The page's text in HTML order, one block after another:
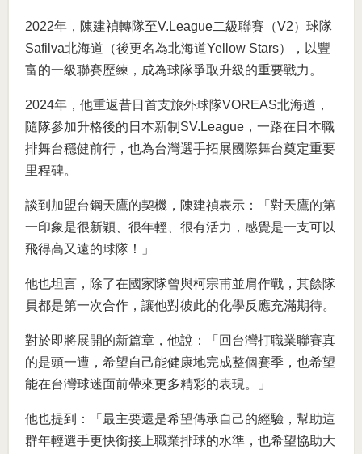
2022年，陳建禎轉隊至V.League二級聯賽（V2）球隊
Safilva北海道（後更名為北海道Yellow Stars），以豐
富的一級聯賽歷練，成為球隊爭取升級的重要戰力。
2024年，他重返昔日首支旅外球隊VOREAS北海道，
隨隊參加升格後的日本新制SV.League，一路在日本職
排舞台穩健前行，也為台灣選手拓展國際舞台奠定重要
里程碑。
談到加盟台鋼天鷹的契機，陳建禎表示：「對天鷹的第
一印象是很新穎、很年輕、很有活力，感覺是一支可以
飛得高又遠的球隊！」
他也坦言，除了在國家隊曾與柯宗甫並肩作戰，其餘隊
員都是第一次合作，讓他對彼此的化學反應充滿期待。
對於即將展開的新篇章，他說：「回台灣打職業聯賽真
的是頭一遭，希望自己能健康地完成整個賽季，也希望
能在台灣球迷面前帶來更多精彩的表現。」
他也提到：「最主要還是希望傳承自己的經驗，幫助這
群年輕選手更快銜接上職業排球的水準，也希望協助大